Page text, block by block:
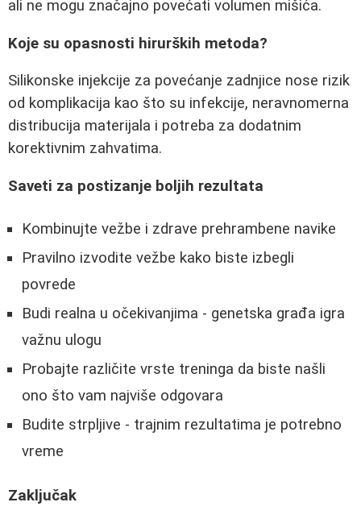
ali ne mogu značajno povećati volumen mišića.
Koje su opasnosti hirurških metoda?
Silikonske injekcije za povećanje zadnjice nose rizik
od komplikacija kao što su infekcije, neravnomerna
distribucija materijala i potreba za dodatnim
korektivnim zahvatima.
Saveti za postizanje boljih rezultata
Kombinujte vežbe i zdrave prehrambene navike
Pravilno izvodite vežbe kako biste izbegli
povrede
Budi realna u očekivanjima - genetska građa igra
važnu ulogu
Probajte različite vrste treninga da biste našli
ono što vam najviše odgovara
Budite strpljive - trajnim rezultatima je potrebno
vreme
Zaključak